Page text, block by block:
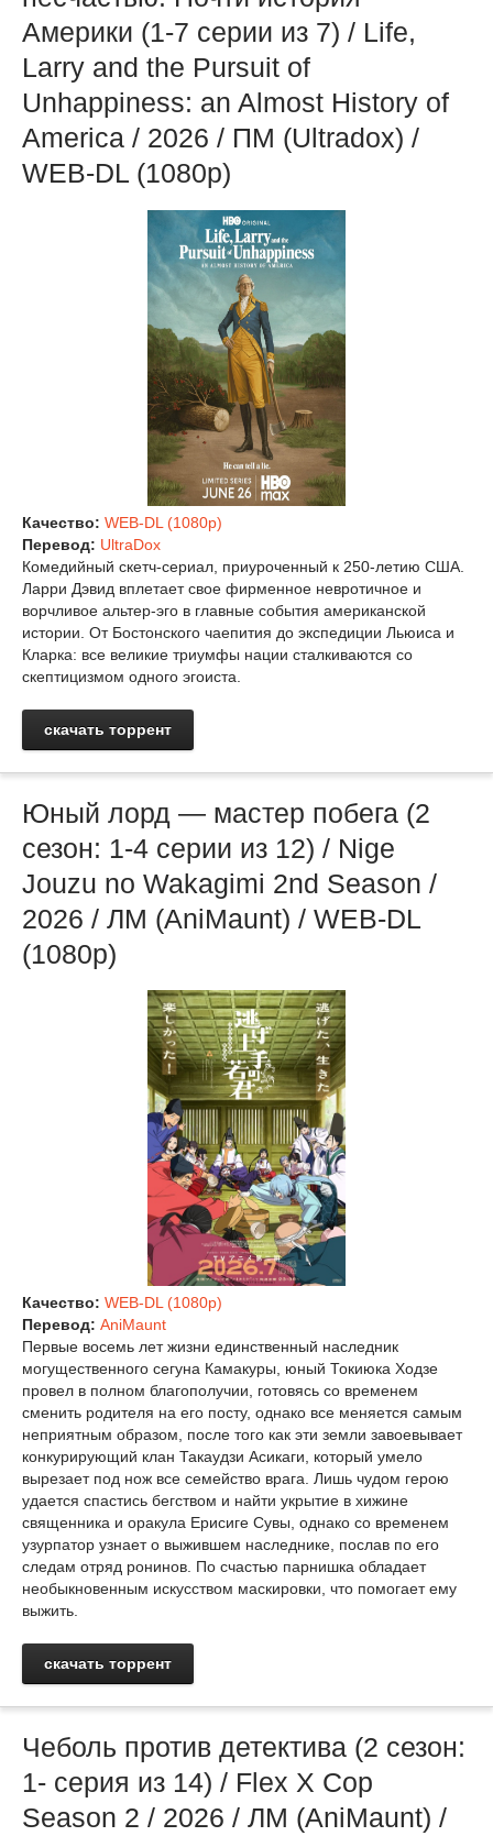
Америки (1-7 серии из 7) / Life,
Larry and the Pursuit of
Unhappiness: an Almost History of
America / 2026 / ПМ (Ultradox) /
WEB-DL (1080р)
Качество: WEB-DL (1080p)
Перевод: UltraDox
Комедийный скетч-сериал, приуроченный к 250-летию США.
Ларри Дэвид вплетает свое фирменное невротичное и
ворчливое альтер-эго в главные события американской
истории. От Бостонского чаепития до экспедиции Льюиса и
Кларка: все великие триумфы нации сталкиваются со
скептицизмом одного эгоиста.
скачать торрент
Юный лорд — мастер побега (2
сезон: 1-4 серии из 12) / Nige
Jouzu no Wakagimi 2nd Season /
2026 / ЛМ (AniMaunt) / WEB-DL
(1080p)
Качество: WEB-DL (1080p)
Перевод: AniMaunt
Первые восемь лет жизни единственный наследник
могущественного сегуна Камакуры, юный Токиюка Ходзе
провел в полном благополучии, готовясь со временем
сменить родителя на его посту, однако все меняется самым
неприятным образом, после того как эти земли завоевывает
конкурирующий клан Такаудзи Асикаги, который умело
вырезает под нож все семейство врага. Лишь чудом герою
удается спастись бегством и найти укрытие в хижине
священника и оракула Ерисиге Сувы, однако со временем
узурпатор узнает о выжившем наследнике, послав по его
следам отряд ронинов. По счастью парнишка обладает
необыкновенным искусством маскировки, что помогает ему
выжить.
скачать торрент
Чеболь против детектива (2 сезон:
1- серия из 14) / Flex X Cop
Season 2 / 2026 / ЛМ (AniMaunt) /